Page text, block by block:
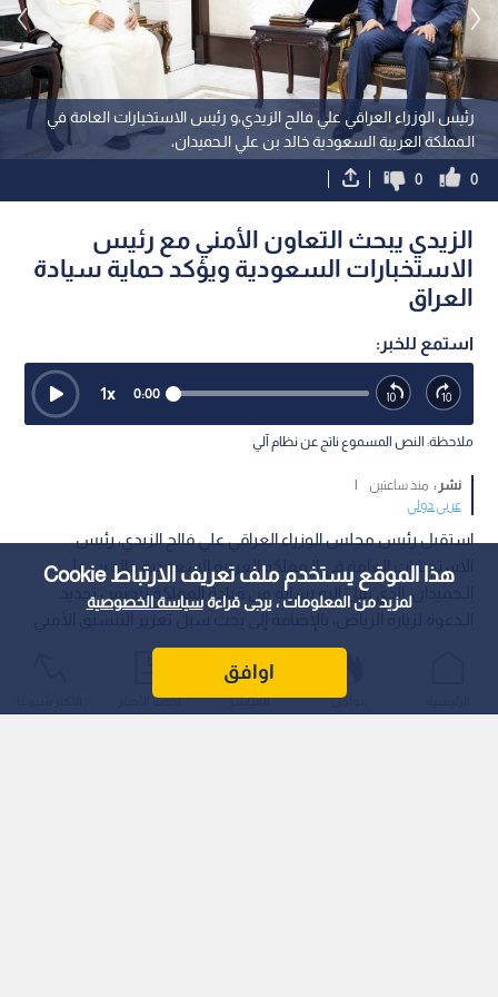
هذا الموقع يستخدم ملف تعريف الارتباط Cookie
لمزيد من المعلومات ، يرجى قراءةسياسة الخصوصية
اوافق
رئيس الوزراء العراقي علي فالح الزيدي،و رئيس الاستخبارات العامة في
الـمملكة العربية السعودية خالد بن علي الـحميدان،
0
0
الزيدي يبحث التعاون الأمني مع رئيس
الاستخبارات السعودية ويؤكد حماية سيادة
العراق
استمع للخبر:
0:00
1x
ملاحظة: النص المسموع ناتج عن نظام آلي
نشر : منذ ساعتين
|
عربي دولي
استقبل رئيس مجلس الوزراء العراقي علي فالح الزيدي، رئيس
الاستخبارات العامة في الـمملكة العربية السعودية خالد بن علي
الـحميدان، الذي نقل إليه رسالة من قيادة المملكة تتضمن تجديد
عواجل المباشر أحدث الأخبار